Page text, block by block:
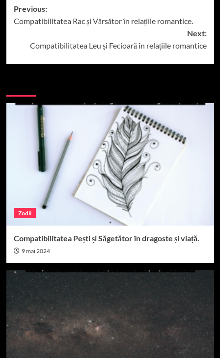
Post
navigation
Previous:
Compatibilitatea Rac și Vărsător în relațiile romantice.
Next:
Compatibilitatea Leu și Fecioară în relațiile romantice
Zodii
Compatibilitatea Pești și Săgetător în dragoste și viață.
9 mai 2024